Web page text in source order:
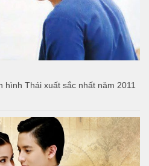
hình Thái xuất sắc nhất năm 2011